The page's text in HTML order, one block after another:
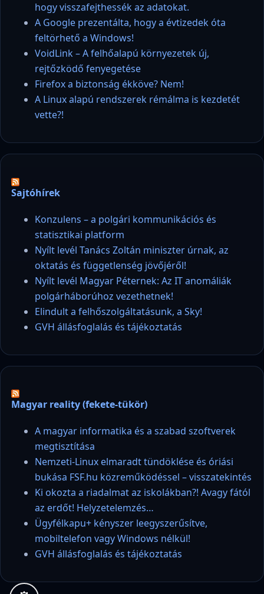
hogy visszafejthessék az adatokat.
A Google prezentálta, hogy a évtizedek óta
feltörhető a Windows!
VoidLink – A felhőalapú környezetek új,
rejtőzködő fenyegetése
Firefox a biztonság ékköve? Nem!
A Linux alapú rendszerek rémálma is kezdetét
vette?!
Sajtóhírek
Konzulens – a polgári kommunikációs és
statisztikai platform
Nyílt levél Tanács Zoltán miniszter úrnak, az
oktatás és függetlenség jövőjéről!
Nyílt levél Magyar Péternek: Az IT anomáliák
polgárháborúhoz vezethetnek!
Elindult a felhőszolgáltatásunk, a Sky!
GVH állásfoglalás és tájékoztatás
Magyar reality (fekete-tükör)
A magyar informatika és a szabad szoftverek
megtisztítása
Nemzeti-Linux elmaradt tündöklése és óriási
bukása FSF.hu közreműködéssel – visszatekintés
Ki okozta a riadalmat az iskolákban?! Avagy fától
az erdőt! Helyzetelemzés…
Ügyfélkapu+ kényszer leegyszerűsítve,
mobiltelefon vagy Windows nélkül!
GVH állásfoglalás és tájékoztatás